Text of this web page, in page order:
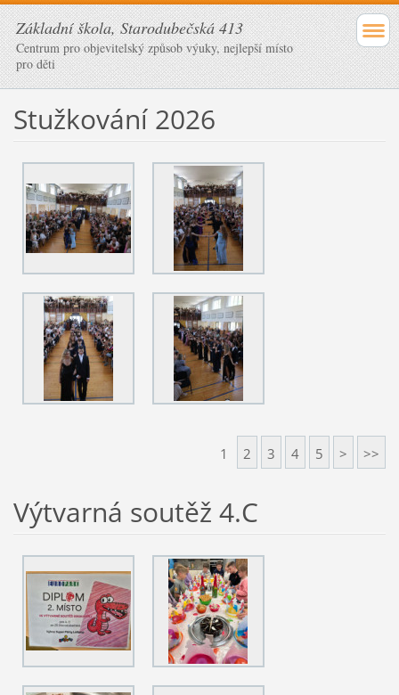
Základní škola, Starodubečská 413
Centrum pro objevitelský způsob výuky, nejlepší místo
pro děti
Stužkování 2026
1 2 3 4 5 > >>
Výtvarná soutěž 4.C